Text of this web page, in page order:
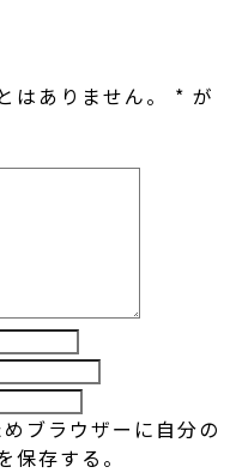
ありません。
* が
ブラウザーに自分の
存する。